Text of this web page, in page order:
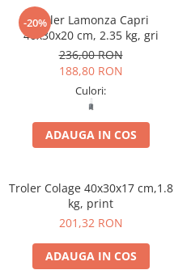
-20%
Troler Lamonza Capri
40x30x20 cm, 2.35 kg, gri
236,00 RON
188,80 RON
Culori:
ADAUGA IN COS
Troler Colage 40x30x17 cm,1.8
kg, print
201,32 RON
ADAUGA IN COS